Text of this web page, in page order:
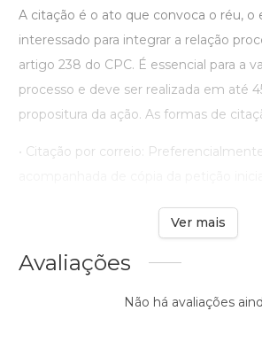
A citação é o ato que convoca o réu, o
interessado para integrar a relação
artigo 238 do CPC. É essencial para a
processo e deve ser realizada em até
propositura da ação. As formas de
• Citação por correio:
Ver mais
Avaliações
Não há avaliações